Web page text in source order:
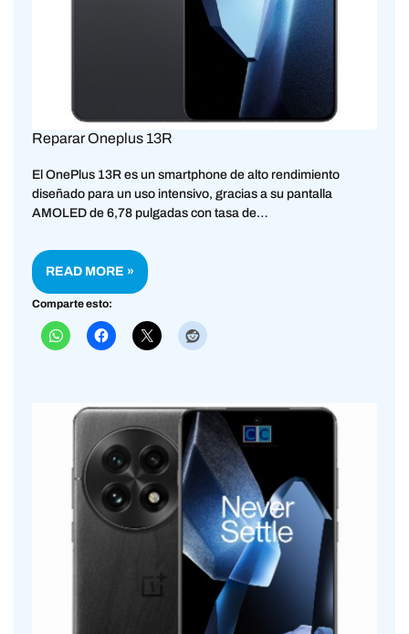
Reparar Oneplus 13R
El OnePlus 13R es un smartphone de alto rendimiento
diseñado para un uso intensivo, gracias a su pantalla
AMOLED de 6,78 pulgadas con tasa de…
READ MORE »
Comparte esto: